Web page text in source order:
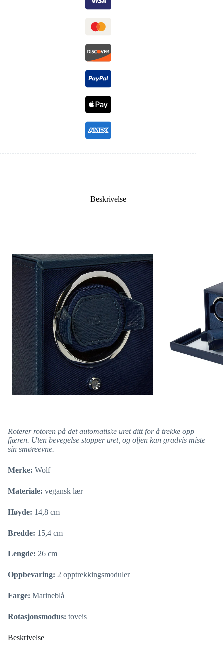
Beskrivelse
Roterer rotoren på det automatiske uret ditt for å trekke opp
fjæren. Uten bevegelse stopper uret, og oljen kan gradvis miste
sin smøreevne.
Merke: Wolf
Materiale: vegansk lær
Høyde: 14,8 cm
Bredde: 15,4 cm
Lengde: 26 cm
Oppbevaring: 2 opptrekkingsmoduler
Farge: Marineblå
Rotasjonsmodus: toveis
Beskrivelse